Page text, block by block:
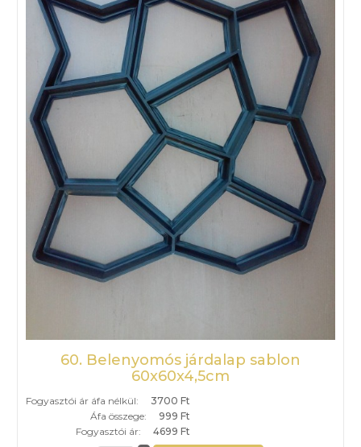
60. Belenyomós járdalap sablon
60x60x4,5cm
Fogyasztói ár áfa nélkül:
3700 Ft
Áfa összege:
999 Ft
Fogyasztói ár:
4699 Ft